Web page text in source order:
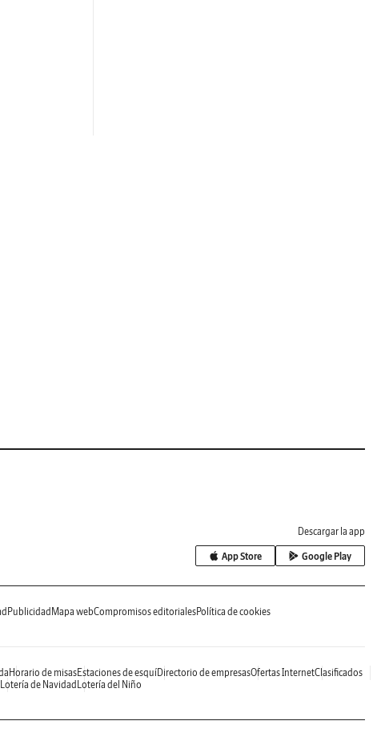
Descargar la app
App Store Google Play
Publicidad Mapa webCompromisos editorialesPolítica de cookies
Horario de misasEstaciones de esquíDirectorio de empresasOfertas InternetClasificados
Lotería de Navidad Lotería del Niño